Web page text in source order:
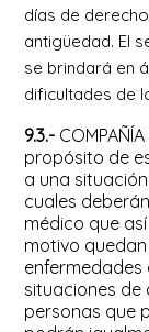
días de
antigüedad. El
se brindará en
dificultades de
9.3.-
propósito de
a una
cuales
médico que
motivo
enfermedades
situaciones de
personas que